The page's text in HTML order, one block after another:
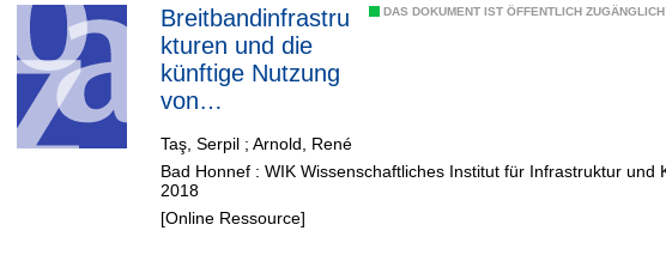
Verbraucherschut
z
DAS DOKUMENT IST ÖFFENTLICH
Breitbandinfrastru
kturen und die
künftige Nutzung
von
Inhalten in
Deutschland:
Herausforderung
Taş, Serpil ; Arnold, René
Bad Honnef : WIK Wissenschaftliches Institut für Infrastruktur und
2018
[Online Ressource]